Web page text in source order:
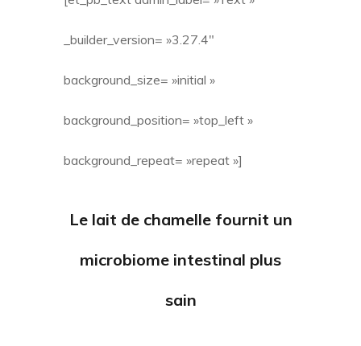
_builder_version= »3.27.4″
background_size= »initial »
background_position= »top_left »
background_repeat= »repeat »]
Le lait de chamellefournit un
microbiome intestinal plus
sain